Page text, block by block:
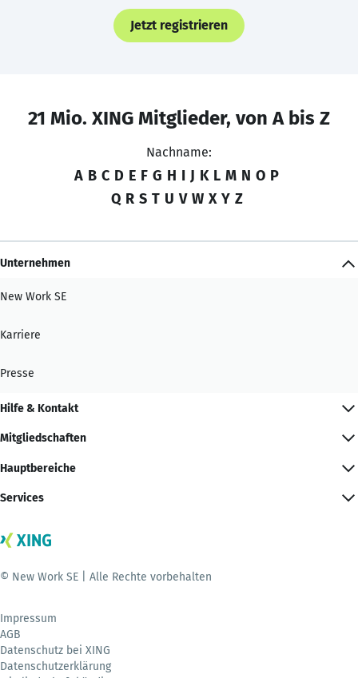
Jetzt registrieren
21 Mio. XING Mitglieder, von A bis Z
Nachname:
A B C D E F G H I J K L M N O P
Q R S T U V W X Y Z
Unternehmen
New Work SE
Karriere
Presse
Hilfe & Kontakt
Mitgliedschaften
Hauptbereiche
Services
© New Work SE | Alle Rechte vorbehalten
Impressum
AGB
Datenschutz bei XING
Datenschutzerklärung